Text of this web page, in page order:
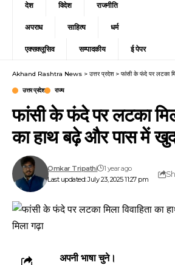
देश विदेश राजनीति
अपराध साहित्य धर्म
एक्सक्लूसिव सम्पादकीय ई पेपर
Akhand Rashtra News > उत्तर प्रदेश> फांसी के फंदे पर लटका मिला
उत्तर प्रदेश राज्य
फांसी के फंदे पर लटका
का हाथ बढ़े और पास में
Last updated: July 23, 2025 11:27 pm
Omkar Tripathi 1 year ago
अपनी भाषा चुने।